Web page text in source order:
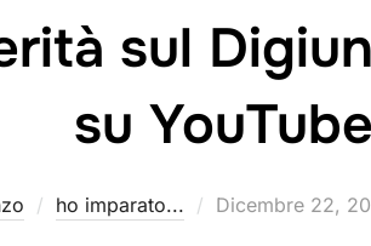
sul
su YouTube
ho imparato...
Pubblicato
Dicembre 22,